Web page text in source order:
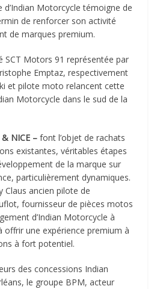
d’Indian Motorcycle témoigne de
de renforcer son activité
de marques premium.
SCT Motors 91 représentée par
Emptaz, respectivement
et pilote moto relancent cette
Motorcycle dans le sud de la
NICE – font l’objet de rachats
existantes, véritables étapes
de la marque sur
particulièrement dynamiques.
Claus ancien pilote de
fournisseur de pièces motos
d’Indian Motorcycle à
offrir une expérience premium à
à fort potentiel.
des concessions Indian
le groupe BPM, acteur